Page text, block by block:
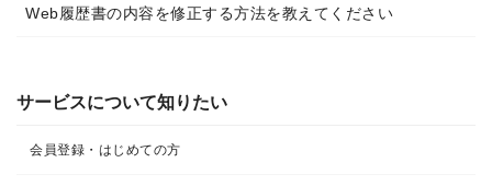
サービスについて知りたい
会員登録・はじめての方
Web履歴書の内容を修正する方法を教えてください